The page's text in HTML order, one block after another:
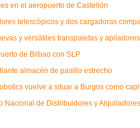
en el aeropuerto de Castellón
telescópicos y dos cargadoras
y versátiles transpaletas y
de Bilbao con SLP
almacén de pasillo estrecho
vuelve a situar a Burgos como
Nacional de Distribuidores y